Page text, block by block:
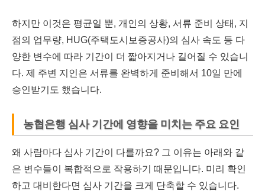
하지만 이것은 평균일 뿐, 개인의 상황, 서류 준비 상태, 지
점의 업무량, HUG(주택도시보증공사)의 심사 속도 등 다
양한 변수에 따라 기간이 더 짧아지거나 길어질 수 있습니
다. 제 주변 지인은 서류를 완벽하게 준비해서 10일 만에
승인받기도 했습니다.
농협은행 심사 기간에 영향을 미치는 주요 요인
왜 사람마다 심사 기간이 다를까요? 그 이유는 아래와 같
은 변수들이 복합적으로 작용하기 때문입니다. 미리 확인
하고 대비한다면 심사 기간을 크게 단축할 수 있습니다.